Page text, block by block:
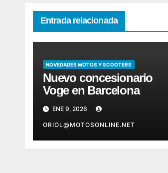
Entrada relacionada
NOVEDADES MOTOS Y SCOOTERS
Nuevo concesionario
Voge en Barcelona
ENE 9, 2026
ORIOL@MOTOSONLINE.NET